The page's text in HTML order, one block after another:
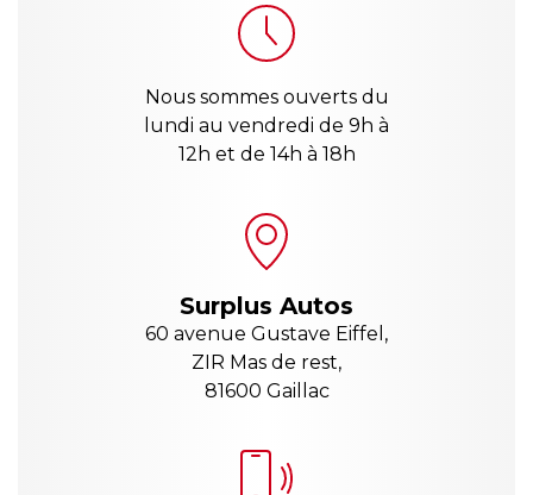
Nous sommes ouverts du
lundi au vendredi de 9h à
12h et de 14h à 18h
Surplus Autos
60 avenue Gustave Eiffel,
ZIR Mas de rest,
81600 Gaillac